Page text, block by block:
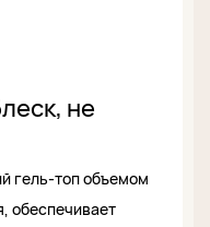
не
гель-топ объемом
обеспечивает